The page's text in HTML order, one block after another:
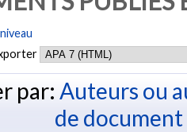
par: Auteurs ou
de document